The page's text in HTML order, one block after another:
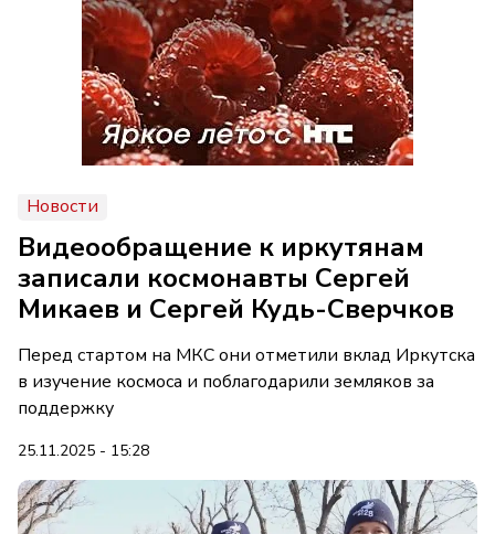
Новости
Видеообращение к иркутянам
записали космонавты Сергей
Микаев и Сергей Кудь-Сверчков
Перед стартом на МКС они отметили вклад Иркутска
в изучение космоса и поблагодарили земляков за
поддержку
25.11.2025 - 15:28